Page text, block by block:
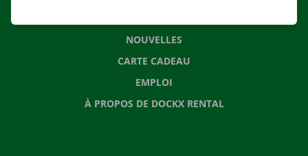
NOUVELLES
CARTE CADEAU
EMPLOI
À PROPOS DE DOCKX RENTAL